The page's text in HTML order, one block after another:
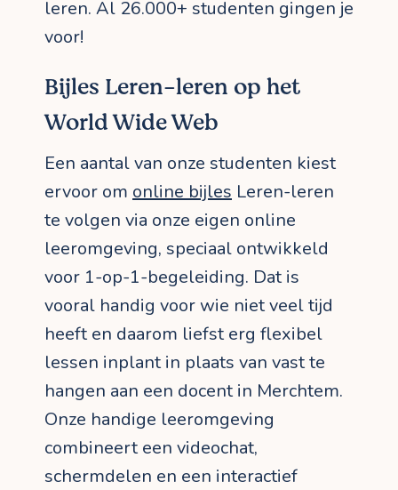
leren. Al 26.000+ studenten gingen je
voor!
Bijles Leren-leren op het
World Wide Web
Een aantal van onze studenten kiest
ervoor om online bijles Leren-leren
te volgen via onze eigen online
leeromgeving, speciaal ontwikkeld
voor 1-op-1-begeleiding. Dat is
vooral handig voor wie niet veel tijd
heeft en daarom liefst erg flexibel
lessen inplant in plaats van vast te
hangen aan een docent in Merchtem.
Onze handige leeromgeving
combineert een videochat,
schermdelen en een interactief